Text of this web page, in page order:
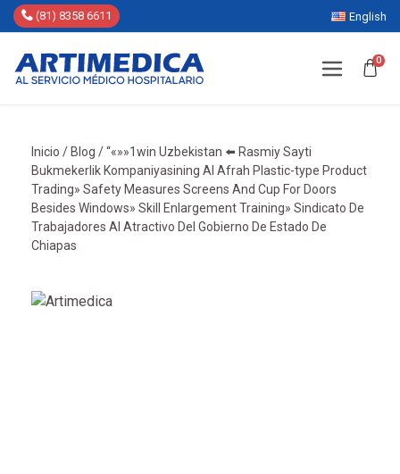
(81) 8358 6611 English
0
Inicio / Blog /“«»»1win Uzbekistan ⬅️ Rasmiy Sayti
Bukmekerlik Kompaniyasining Al Afrah Plastic-type Product
Trading» Safety Measures Screens And Cup For Doors
Besides Windows» Skill Enlargement Training» Sindicato De
Trabajadores Al Atractivo Del Gobierno De Estado De
Chiapas